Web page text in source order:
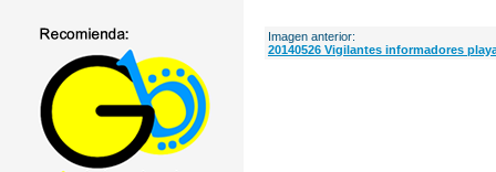
Imagen anterior:
20140526 Vigilantes informadores